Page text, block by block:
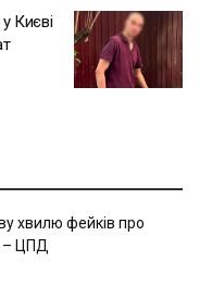
Києві
хвилю фейків про
– ЦПД